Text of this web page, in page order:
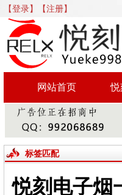
【登录】 【注册】
网站首页 悦
标签匹配
悦刻电子烟